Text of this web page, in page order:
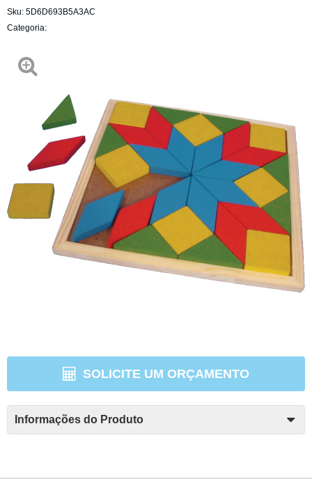
Sku: 5D6D693B5A3AC
Categoria:
SOLICITE UM ORÇAMENTO
Informações do Produto